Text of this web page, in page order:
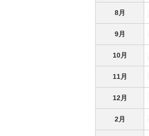
8月
9月
10月
11月
12月
2月